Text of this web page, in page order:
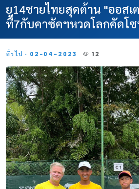
ยู14ชายไทยสุดต้าน "ออสเ
ที่7กับคาซัคฯหวดโลกคัดโ
ทั่วไป · 02-04-2023 12